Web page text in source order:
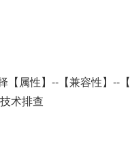
属性】--【兼容性】--
术排查